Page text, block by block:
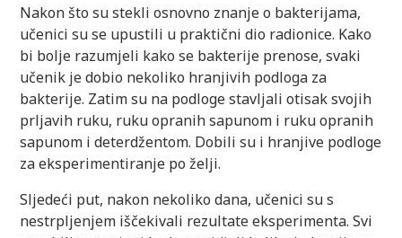
Nakon što su stekli osnovno znanje o bakterijama,
učenici su se upustili u praktični dio radionice. Kako
bi bolje razumjeli kako se bakterije prenose, svaki
učenik je dobio nekoliko hranjivih podloga za
bakterije. Zatim su na podloge stavljali otisak svojih
prljavih ruku, ruku opranih sapunom i ruku opranih
sapunom i deterdžentom. Dobili su i hranjive podloge
za eksperimentiranje po želji.
Sljedeći put, nakon nekoliko dana, učenici su s
nestrpljenjem iščekivali rezultate eksperimenta. Svi